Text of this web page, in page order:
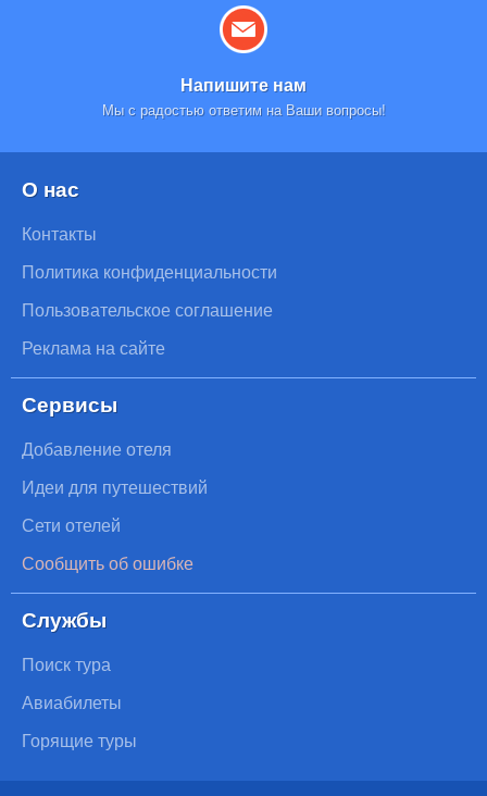
Напишите нам
Мы с радостью ответим на Ваши вопросы!
О нас
Контакты
Политика конфиденциальности
Пользовательское соглашение
Реклама на сайте
Сервисы
Добавление отеля
Идеи для путешествий
Сети отелей
Сообщить об ошибке
Службы
Поиск тура
Авиабилеты
Горящие туры